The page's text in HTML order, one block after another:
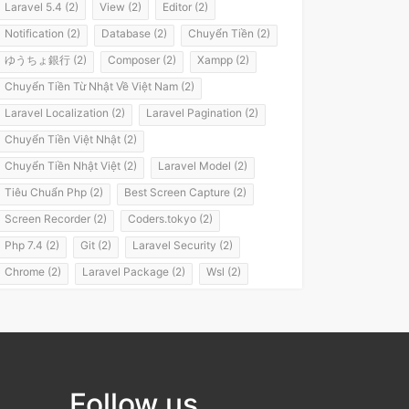
Laravel 5.4 (2)
View (2)
Editor (2)
Notification (2)
Database (2)
Chuyển Tiền (2)
ゆうちょ銀行 (2)
Composer (2)
Xampp (2)
Chuyển Tiền Từ Nhật Về Việt Nam (2)
Laravel Localization (2)
Laravel Pagination (2)
Chuyển Tiền Việt Nhật (2)
Chuyển Tiền Nhật Việt (2)
Laravel Model (2)
Tiêu Chuẩn Php (2)
Best Screen Capture (2)
Screen Recorder (2)
Coders.tokyo (2)
Php 7.4 (2)
Git (2)
Laravel Security (2)
Chrome (2)
Laravel Package (2)
Wsl (2)
Luyện Nói Tiếng Nhật (1)
Shadowing (1)